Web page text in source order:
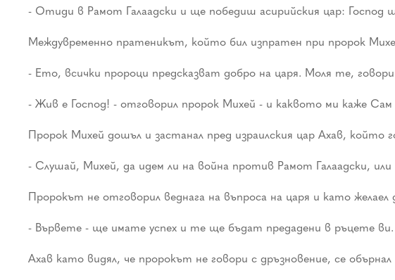
- Отиди в Рамот Галаадски и ще победиш асирийския цар: Господ
Междувременно пратеникът, който бил изпратен при пророк
- Ето, всички пророци предсказват добро на царя. Моля те,
- Жив е Господ! - отговорил пророк Михей - и каквото ми каже
Пророк Михей дошъл и застанал пред израилския цар Ахав, който
- Слушай, Михей, да идем ли на война против Рамот Галаадски,
Пророкът не отговорил веднага на въпроса на царя и като желаел
- Вървете - ще имате успех и те ще бъдат предадени в ръцете ви.
Ахав като видял, че пророкът не говори с дръзновение, се обърнал